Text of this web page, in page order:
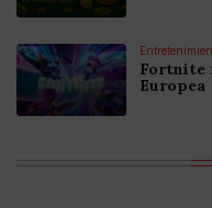
Fortnite
Europea